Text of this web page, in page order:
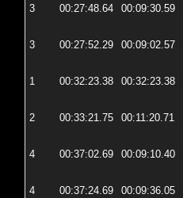
3 00:27:48.64 00:09:30.59
3 00:27:52.29 00:09:02.57
1 00:32:23.38 00:32:23.38
2 00:33:21.75 00:11:20.71
4 00:37:02.69 00:09:10.40
4 00:37:24.69 00:09:36.05